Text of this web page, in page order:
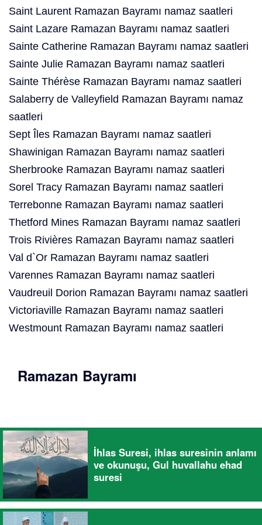
Saint Laurent Ramazan Bayramı namaz saatleri
Saint Lazare Ramazan Bayramı namaz saatleri
Sainte Catherine Ramazan Bayramı namaz saatleri
Sainte Julie Ramazan Bayramı namaz saatleri
Sainte Thérèse Ramazan Bayramı namaz saatleri
Salaberry de Valleyfield Ramazan Bayramı namaz
saatleri
Sept Îles Ramazan Bayramı namaz saatleri
Shawinigan Ramazan Bayramı namaz saatleri
Sherbrooke Ramazan Bayramı namaz saatleri
Sorel Tracy Ramazan Bayramı namaz saatleri
Terrebonne Ramazan Bayramı namaz saatleri
Thetford Mines Ramazan Bayramı namaz saatleri
Trois Rivières Ramazan Bayramı namaz saatleri
Val d`Or Ramazan Bayramı namaz saatleri
Varennes Ramazan Bayramı namaz saatleri
Vaudreuil Dorion Ramazan Bayramı namaz saatleri
Victoriaville Ramazan Bayramı namaz saatleri
Westmount Ramazan Bayramı namaz saatleri
Ramazan Bayramı
İhlas Suresi, ihlas suresinin anlamı
ve okunuşu, Gul huvallahu ehad
suresi